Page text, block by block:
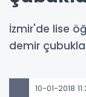
İzmir'de lise
demir
10-01-2018